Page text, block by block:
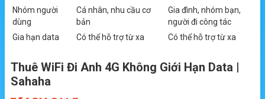
Nhóm người
dùng
Cá nhân, nhu cầu cơ
bản
Gia đình, nhóm bạn,
người đi công tác
Gia hạn data
Có thể hỗ trợ từ xa Có thể hỗ trợ từ xa
Thuê WiFi Đi Anh 4G Không Giới Hạn Data |
Sahaha